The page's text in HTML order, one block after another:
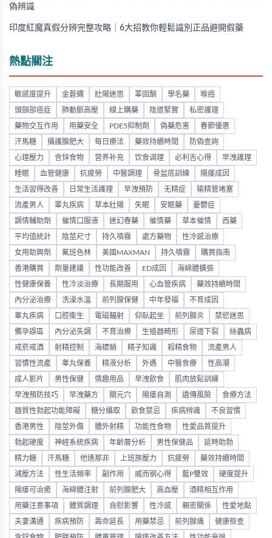
偽辨識
印度紅魔真假分辨完整攻略｜6大招教你輕鬆識別正品避開假藥
熱點關注
敏感度提升 金蒼蠅 壯陽迷思 睪固酮 學名藥 喉癌
頭頸部癌症 肺動脈高壓 線上購藥 陰道緊實 私密護理
藥物交互作用 用藥安全 PDE5抑制劑 偽藥危害 春節優惠
汗馬糖 攝護腺肥大 每日療法 藥效持續時間 防偽查詢
心理壓力 含锌食物 营养补充 饮食调理 必利吉心得 早洩護理
睡眠 血管健康 抗疲勞 中醫調理 骨盆底訓練 陽痿成因
生活習得改善 日常生活護理 早洩預防 无精症 输精管堵塞
流產男人 睪丸疾病 草本壯陽 失眠 安眠藥 憂鬱症
調情輔助劑 催情口服液 迷幻春藥 催情藥 草本催情 西藥
平均值統計 陰莖尺寸 持久噴霧 處方藥物 性冷感治療
女用助興劑 氟班色林 美國MAXMAN 持久噴霧 購買指南
香港購買 劑量建議 性功能改善 ED成因 海綿體擴張
性健康保養 性冷淡治療 長期服用 心血管疾病 藥效持續時間
內分泌治療 洗澡水溫 前列腺保健 中年發福 不育成因
睾丸疾病 口腔衛生 電磁輻射 仰臥起坐 前列腺炎 禁慾迷思
備孕誤區 內分泌失調 不育治療 生殖器畸形 尿道下裂 絲蟲病
戒菸戒酒 射精控制 海螵蛸 精子知識 殺精食物 流產男人
習慣性流產 睾丸保養 精液分析 外遇 中醫食療 性高潮
成人影片 男性保健 情趣用品 早洩飲食 肌肉放鬆訓練
早洩預防技巧 早洩藥方 關元穴 陽痿自測 遺傳風險 食療方法
器質性勃起功能障礙 糖分攝取 飲食禁忌 疾病辨識 不良習慣
香港男性 陰莖外傷 體外射精 功能性食物 性愛品質提升
勃起硬度 神經系統疾病 年齡層分析 男性保健品 延時助勃
精力糖 汗馬糖 他達那非 上班族壓力 抗疲勞 藥效持續時間
減壓方法 性生活頻率 副作用 威而钢心得 藍P雙效 硬度提升
陽痿可治癒 海綿體注射 前列腺肥大 高血壓 酒精相互作用
用藥注意事項 體質調理 自慰影響 性冷感 親密關係 性愛地點
夫妻溝通 疾病預防 壽命延長 用藥禁忌 前列腺痛 健康檢查